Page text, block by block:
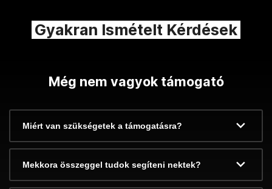
Gyakran Ismételt Kérdések
Még nem vagyok támogató
Miért van szükségetek a támogatásra?
Mekkora összeggel tudok segíteni nektek?